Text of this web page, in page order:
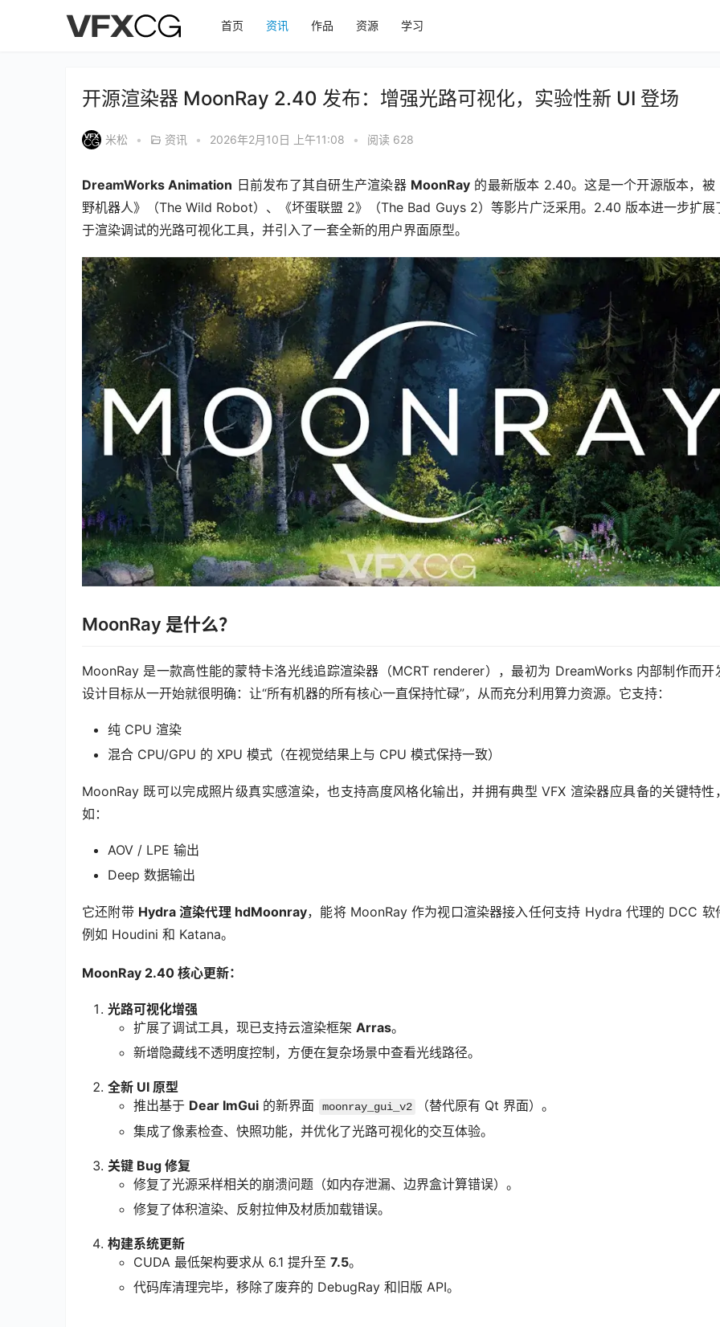
首页 资讯 作品 资源 学习
开源渲染器 MoonRay 2.40 发布：增强光路可视化，实验性新 UI 登场
米松 • 资讯 • 2026年2月10日 上午11:08 • 阅读 628
DreamWorks Animation 日前发布了其自研生产渲染器 MoonRay 的最新版本 2.40。这是一个开源版本，被
野机器人》（The Wild Robot）、《坏蛋联盟 2》（The Bad Guys 2）等影片广泛采用。2.40 版本进一步扩展
于渲染调试的光路可视化工具，并引入了一套全新的用户界面原型。
MoonRay 是什么？
MoonRay 是一款高性能的蒙特卡洛光线追踪渲染器（MCRT renderer），最初为 DreamWorks 内部制作而开
设计目标从一开始就很明确：让“所有机器的所有核心一直保持忙碌”，从而充分利用算力资源。它支持：
纯 CPU 渲染
混合 CPU/GPU 的 XPU 模式（在视觉结果上与 CPU 模式保持一致）
MoonRay 既可以完成照片级真实感渲染，也支持高度风格化输出，并拥有典型 VFX 渲染器应具备的关键特性
如：
AOV / LPE 输出
Deep 数据输出
它还附带 Hydra 渲染代理 hdMoonray，能将 MoonRay 作为视口渲染器接入任何支持 Hydra 代理的 DCC 软
例如 Houdini 和 Katana。
MoonRay 2.40 核心更新：
光路可视化增强
扩展了调试工具，现已支持云渲染框架 Arras。
新增隐藏线不透明度控制，方便在复杂场景中查看光线路径。
全新 UI 原型
推出基于 Dear ImGui 的新界面 moonray_gui_v2
（替代原有 Qt 界面）。
集成了像素检查、快照功能，并优化了光路可视化的交互体验。
关键 Bug 修复
修复了光源采样相关的崩溃问题（如内存泄漏、边界盒计算错误）。
修复了体积渲染、反射拉伸及材质加载错误。
构建系统更新
CUDA 最低架构要求从 6.1 提升至 7.5。
代码库清理完毕，移除了废弃的 DebugRay 和旧版 API。